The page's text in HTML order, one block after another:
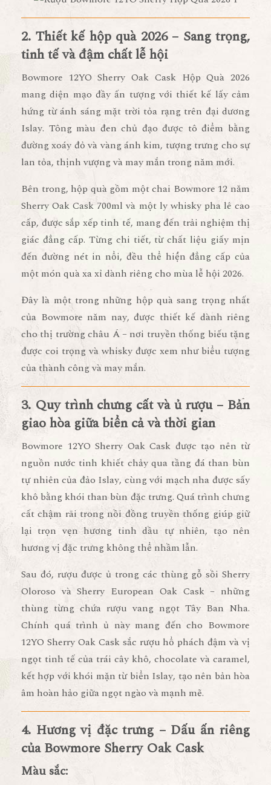
2. Thiết kế hộp quà 2026 – Sang trọng,
tinh tế và đậm chất lễ hội
Bowmore 12YO Sherry Oak Cask Hộp Quà 2026
mang diện mạo đầy ấn tượng với thiết kế lấy cảm
hứng từ ánh sáng mặt trời tỏa rạng trên đại dương
Islay. Tông màu đen chủ đạo được tô điểm bằng
đường xoáy đỏ và vàng ánh kim, tượng trưng chosự
lan tỏa, thịnh vượng và may mắn trong năm mới.
Bên trong, hộp quà gồm một chai Bowmore 12 năm
Sherry Oak Cask 700ml và một ly whisky pha lê cao
cấp, được sắp xếp tinh tế, mang đến trải nghiệm thị
giác đẳng cấp. Từng chi tiết, từ chất liệu giấy mịn
đến đường nét in nổi, đều thể hiệnđẳng cấp của
một món quà xa xỉ dành riêng cho mùa lễ hội 2026.
Đây là một trong những hộp quà sang trọng nhất
của Bowmore năm nay, được thiết kế dành riêng
cho thị trường châu Á – nơi truyền thống biếu tặng
được coi trọng và whisky được xem như biểu tượng
của thành công và may mắn.
3. Quy trình chưng cất và ủ rượu – Bản
giao hòa giữa biển cả và thời gian
Bowmore 12YO Sherry Oak Cask được tạo nên từ
nguồn nước tinh khiết chảy qua tầng đá than bùn
tự nhiên của đảo Islay, cùng với mạch nha được sấy
khô bằng khói than bùn đặc trưng. Quá trìnhchưng
cất chậm rãi trong nồi đồng truyền thống giúp giữ
lại trọn vẹn hương tinh dầu tự nhiên, tạo nên
hương vị đặc trưng không thể nhầm lẫn.
Sau đó, rượu được ủ trong các thùng gỗ sồi Sherry
Oloroso và Sherry European Oak Cask– những
thùng từng chứa rượu vang ngọt Tây Ban Nha.
Chính quá trình ủ này mang đến cho Bowmore
12YO Sherry Oak Cask sắc rượu hổ phách đậm và vị
ngọt tinh tế của trái cây khô, chocolate và caramel,
kết hợp với khói mặn từ biển Islay, tạo nên bản hòa
âm hoàn hảo giữa ngọt ngào và mạnh mẽ.
4. Hương vị đặc trưng – Dấu ấn riêng
của Bowmore Sherry Oak Cask
Màu sắc: